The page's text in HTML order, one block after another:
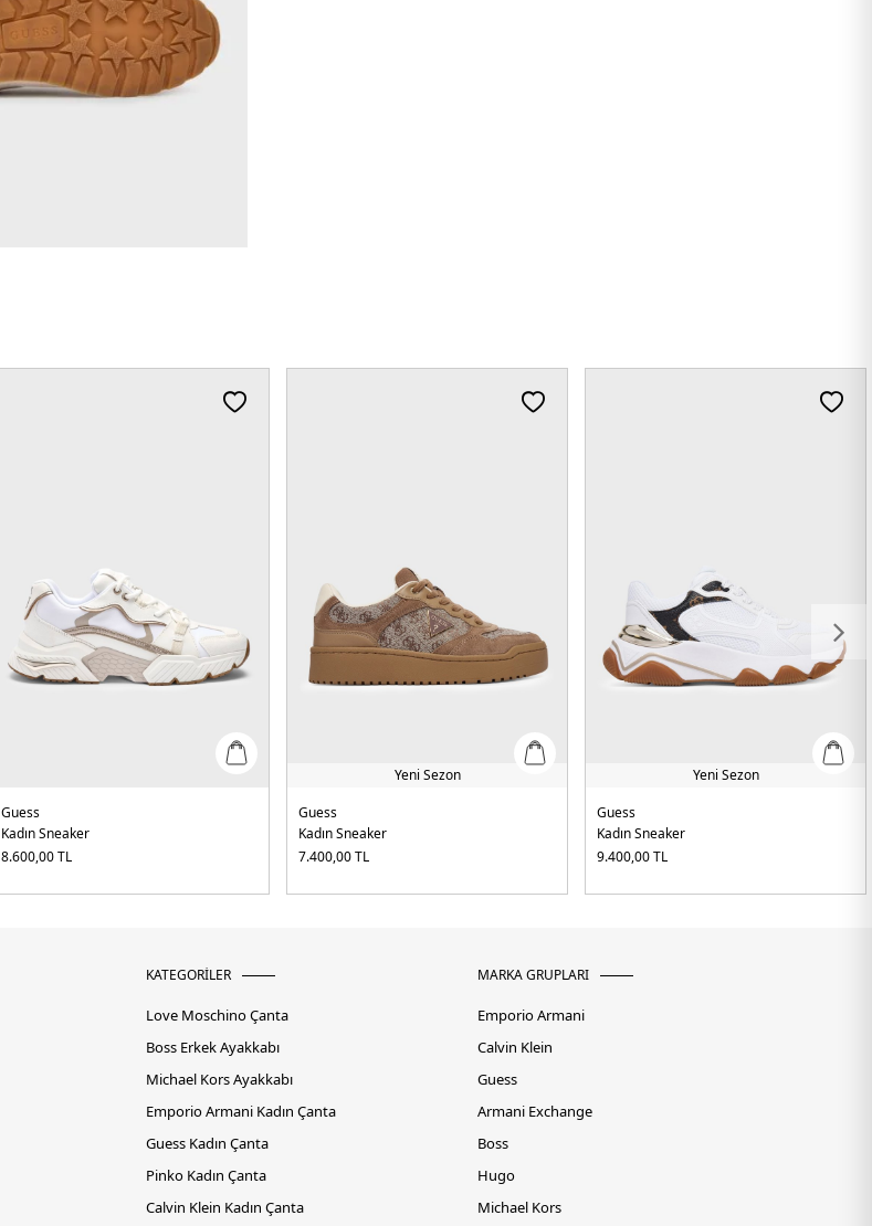
Guess
Kadın Sneaker
8.600,00TL
Yeni Sezon
Guess
Kadın Sneaker
7.400,00TL
Yeni Sezon
Guess
Kadın Sneaker
9.400,00TL
KATEGORİLER
Love Moschino Çanta
Boss Erkek Ayakkabı
Michael Kors Ayakkabı
Emporio Armani Kadın Çanta
Guess Kadın Çanta
Pinko Kadın Çanta
Calvin Klein Kadın Çanta
MARKA GRUPLARI
Emporio Armani
Calvin Klein
Guess
Armani Exchange
Boss
Hugo
Michael Kors